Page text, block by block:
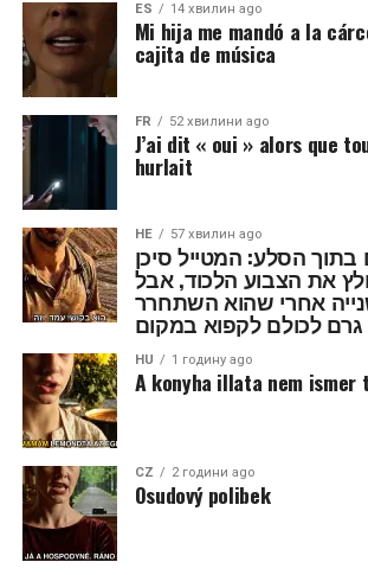
ES 14 хвилин ago
Mi hija me mandó a la
cajita de música
FR 52 хвилини ago
J’ai dit « oui » alors que
hurlait
HE 57 хвилин ago
הסלע: המטייל סיכן
את הצבוע הלכוד, אבל
אחרי שהוא השתחרר
גרם לכולם לקפוא במקום
HU 1 годину ago
A konyha illata nem
CZ 2 години ago
Osudový polibek